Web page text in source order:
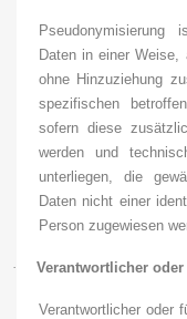
Pseudonymisierung
Daten in einer Weise,
ohne Hinzuziehung
spezifischen
sofern diese
werden und
unterliegen, die
Daten nicht einer
Person zugewiesen
· Verantwortlicher
Verantwortlicher oder